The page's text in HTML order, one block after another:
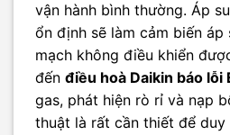
vận hành bình thường. Áp
ổn định sẽ làm cảm biến áp
mạch không điều khiển
đến điều hoà Daikin báo lỗi
gas, phát hiện rò rỉ và nạp
thuật là rất cần thiết để duy